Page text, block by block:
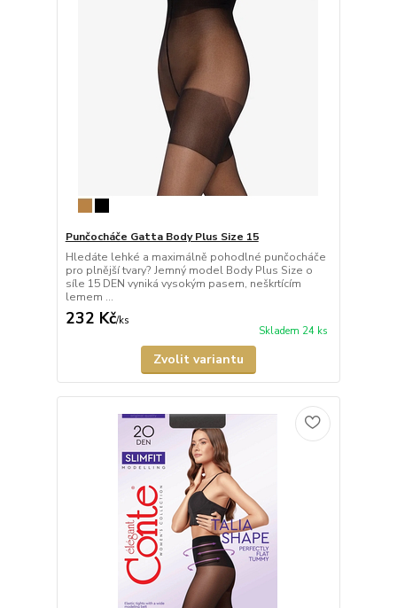
Punčocháče Gatta Body Plus Size 15
Hledáte lehké a maximálně pohodlné punčocháče
pro plnější tvary? Jemný model Body Plus Size o
síle 15 DEN vyniká vysokým pasem, neškrtícím
lemem ...
232 Kč/ks
Skladem 24 ks
Zvolit variantu